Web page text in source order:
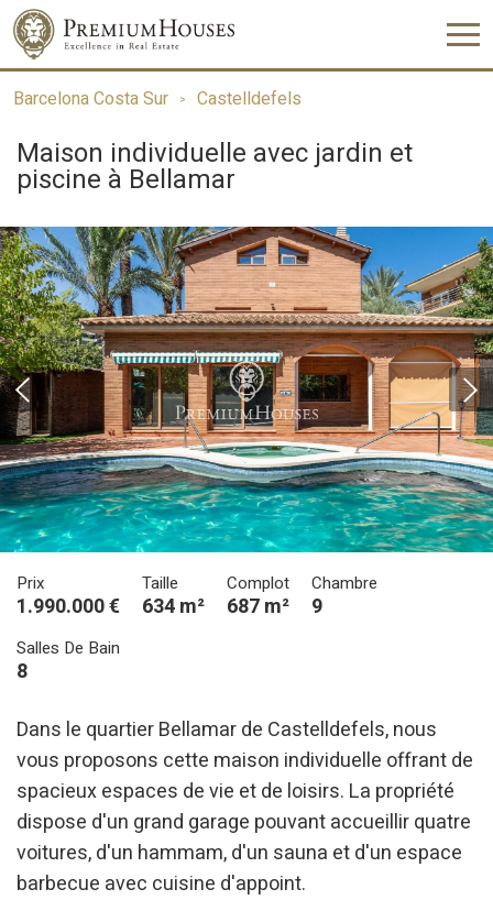
Barcelona Costa Sur Castelldefels
Maison individuelle avec jardin et
piscine à Bellamar
Prix
1.990.000 €
Taille
634 m²
Complot
687 m²
Chambre
9
Salles De Bain
8
Dans le quartier Bellamar de Castelldefels, nous
vous proposons cette maison individuelle offrant de
spacieux espaces de vie et de loisirs. La propriété
dispose d'un grand garage pouvant accueillir quatre
voitures, d'un hammam, d'un sauna et d'un espace
barbecue avec cuisine d'appoint.